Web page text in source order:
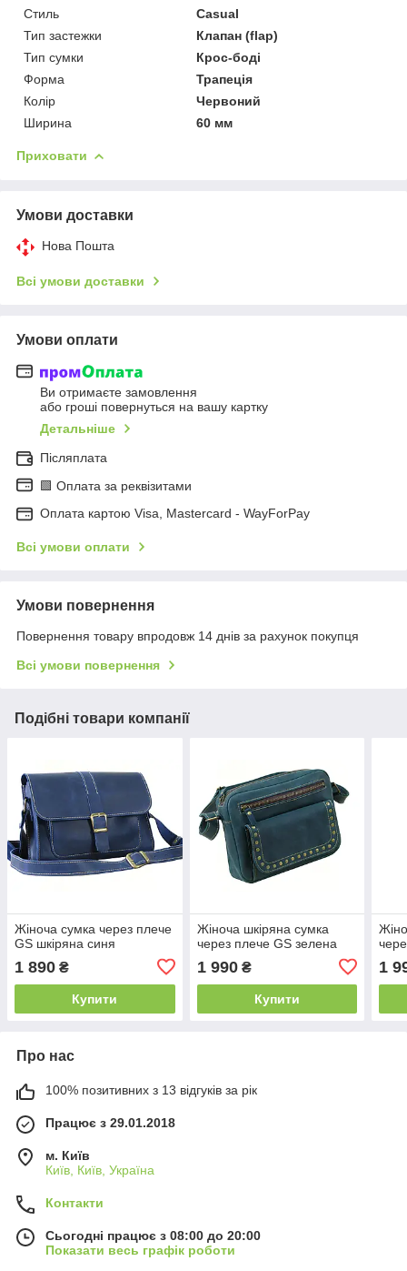
Стиль
Casual
Тип застежки
Клапан (flap)
Тип сумки
Крос-боді
Форма
Трапеція
Колір
Червоний
Ширина
60 мм
Приховати
Умови доставки
Нова Пошта
Всі умови доставки
Умови оплати
Ви отримаєте замовлення
або гроші повернуться на вашу картку
Детальніше
Післяплата
🟩 Оплата за реквізитами
Оплата картою Visa, Mastercard - WayForPay
Всі умови оплати
Умови повернення
Повернення товару впродовж 14 днів за рахунок покупця
Всі умови повернення
Подібні товари компанії
Жіноча сумка через плече
GS шкіряна синя
1 890 ₴
Купити
Жіноча шкіряна сумка
через плече GS зелена
1 990₴
Купити
1
Про нас
100% позитивних з 13 відгуків за рік
Працює з 29.01.2018
м. Київ
Київ, Київ, Україна
Контакти
Сьогодні працює з 08:00 до 20:00
Показати весь графік роботи